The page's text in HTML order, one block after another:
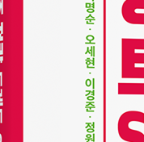
기
에 올라타기
그리고 성공 방정식
왔다
체할까?
까?